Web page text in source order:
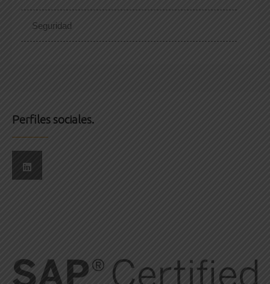
Seguridad
Perfiles sociales.